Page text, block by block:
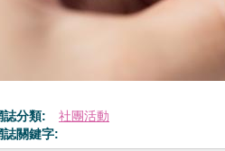
誌分類:
社團活動
誌關鍵字: